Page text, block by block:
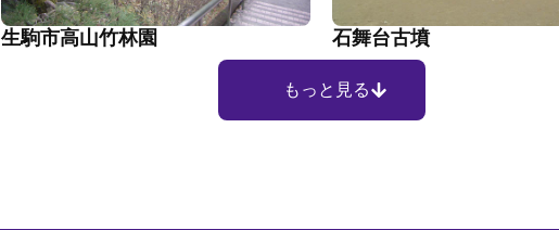
生駒市高山竹林園 石舞台古墳
もっと見る